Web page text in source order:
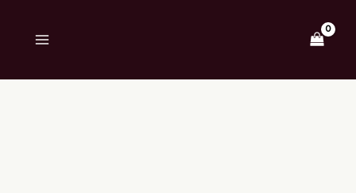
MENU